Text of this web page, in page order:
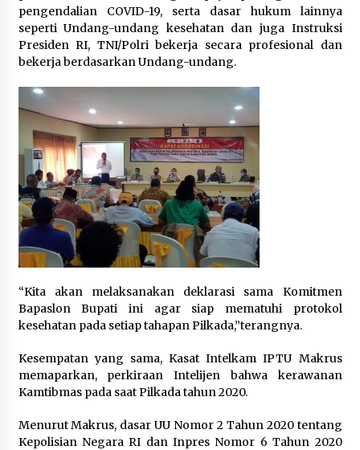
pengendalian COVID-19, serta dasar hukum lainnya
seperti Undang-undang kesehatan dan juga Instruksi
Presiden RI, TNI/Polri bekerja secara profesional dan
bekerja berdasarkan Undang-undang.
“Kita akan melaksanakan deklarasi sama Komitmen
Bapaslon Bupati ini agar siap mematuhi protokol
kesehatan pada setiap tahapan Pilkada,”terangnya.
Kesempatan yang sama, Kasat Intelkam IPTU Makrus
memaparkan, perkiraan Intelijen bahwa kerawanan
Kamtibmas pada saat Pilkada tahun 2020.
Menurut Makrus, dasar UU Nomor 2 Tahun 2020 tentang
Kepolisian Negara RI dan Inpres Nomor 6 Tahun 2020